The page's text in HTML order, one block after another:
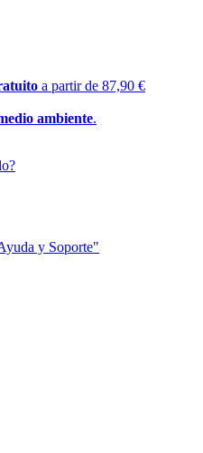
a partir de 87,90 €
ambiente.
y Soporte"